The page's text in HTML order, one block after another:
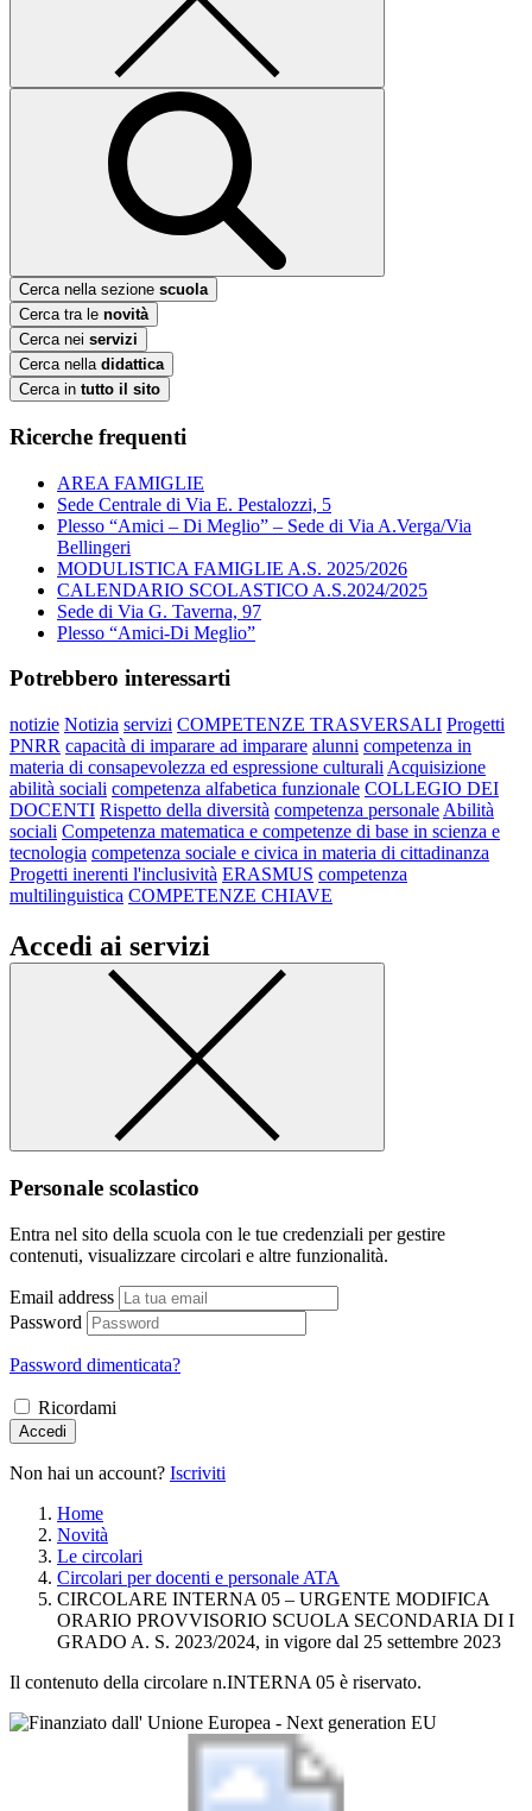
Cerca nella sezione scuola
Cerca tra le novità
Cerca nei servizi
Cerca nella didattica
Cerca in tutto il sito
Ricerche frequenti
AREA FAMIGLIE
Sede Centrale di Via E. Pestalozzi, 5
Plesso “Amici – Di Meglio” – Sede di Via A.Verga/Via
Bellingeri
MODULISTICA FAMIGLIE A.S. 2025/2026
CALENDARIO SCOLASTICO A.S.2024/2025
Sede di Via G. Taverna, 97
Plesso “Amici-Di Meglio”
Potrebbero interessarti
notizie Notizia servizi COMPETENZE TRASVERSALI Progetti
PNRR capacità di imparare ad imparare alunni competenza in
materia di consapevolezza ed espressione culturali Acquisizione
abilità sociali competenza alfabetica funzionale COLLEGIO DEI
DOCENTI Rispetto della diversità competenza personale Abilità
sociali Competenza matematica e competenze di base in scienza e
tecnologia competenza sociale e civica in materia di cittadinanza
Progetti inerenti l'inclusività ERASMUS competenza
multilinguistica COMPETENZE CHIAVE
Accedi ai servizi
Personale scolastico
Entra nel sito della scuola con le tue credenziali per gestire
contenuti, visualizzare circolari e altre funzionalità.
Email address
Password
Password dimenticata?
Ricordami
Accedi
Non hai un account? Iscriviti
Home
Novità
Le circolari
Circolari per docenti e personale ATA
CIRCOLARE INTERNA 05 – URGENTE MODIFICA
ORARIO PROVVISORIO SCUOLA SECONDARIA DI I
GRADO A. S. 2023/2024, in vigore dal 25 settembre 2023
Il contenuto della circolare n.INTERNA 05 è riservato.